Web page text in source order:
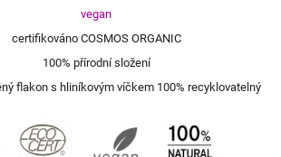
vegan
certifikováno COSMOS ORGANIC
100% přírodní složení
flakon s hliníkovým víčkem 100% recyklovatelný